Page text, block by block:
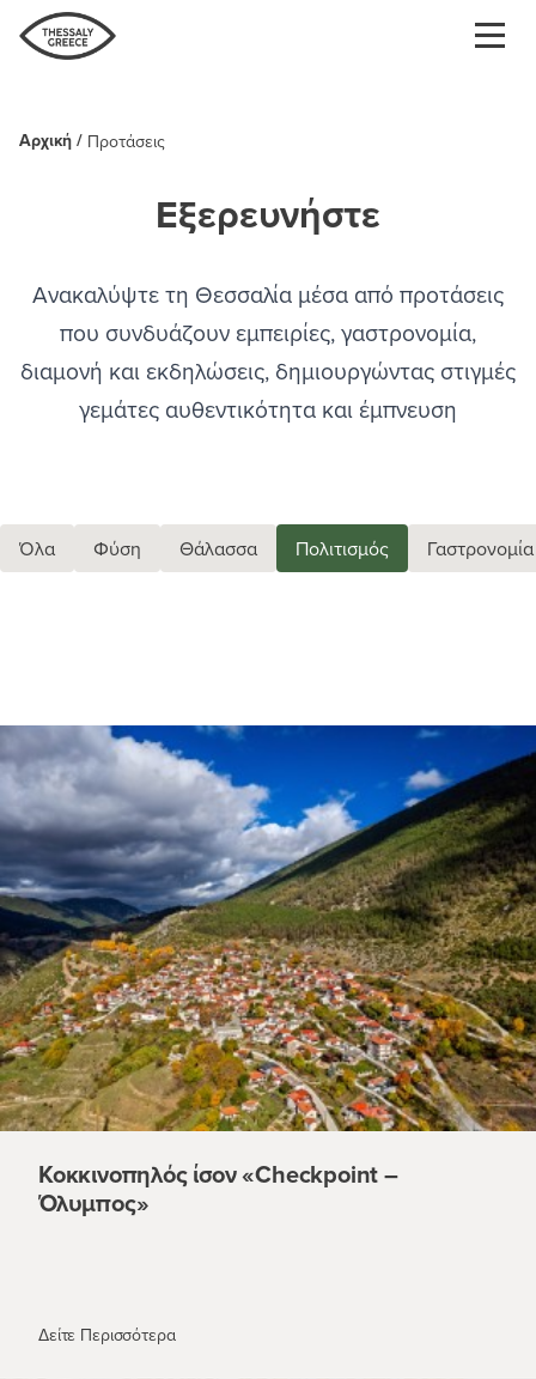
Παράκαμψη
προς
περιεχόμενο
Breadcrumb
Αρχική Προτάσεις
Εξερευνήστε
Ανακαλύψτε τη Θεσσαλία μέσα από προτάσεις
που συνδυάζουν εμπειρίες, γαστρονομία,
διαμονή και εκδηλώσεις, δημιουργώντας στιγμές
γεμάτες αυθεντικότητα και έμπνευση
Όλα Φύση Θάλασσα Πολιτισμός Γαστρονομία
Κοκκινοπηλός ίσον «Checkpoint –
Όλυμπος»
Δείτε ΠερισσότεραΚοκκινοπηλός ίσον «Checkpoint – Όλυμπος»